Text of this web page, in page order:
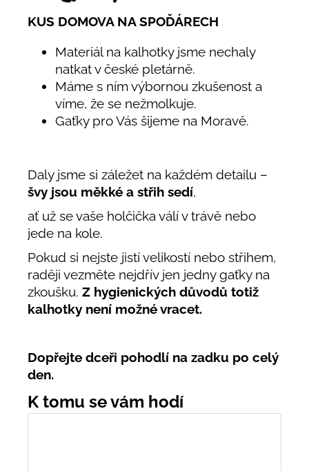
KUS DOMOVA NA SPOĎÁRECH
Materiál na kalhotky jsme nechaly
natkat v české pletárně.
Máme s ním výbornou zkušenost a
víme, že se nežmolkuje.
Gaťky pro Vás šijeme na Moravě.
Daly jsme si záležet na každém detailu –
švy jsou měkké a střih sedí,
ať už se vaše holčička válí v trávě nebo
jede na kole.
Pokud si nejste jistí velikostí nebo střihem,
raději vezměte nejdřív jen jedny gaťky na
zkoušku. Z hygienických důvodů totiž
kalhotky není možné vracet.
Dopřejte dceři pohodlí na zadku po celý
den.